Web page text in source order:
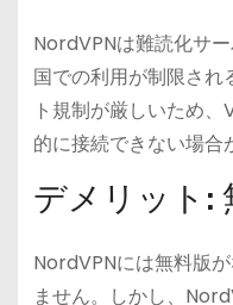
NordVPNは難読化サ
国での利用が制限され
ト規制が厳しいため
的に接続できない場合
デメリット:
NordVPNには無料版
ません。しかし、